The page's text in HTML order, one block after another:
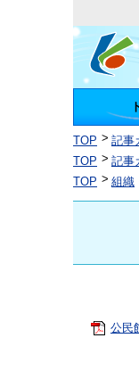
TOP 記事
TOP
記事
TOP
組織
公民